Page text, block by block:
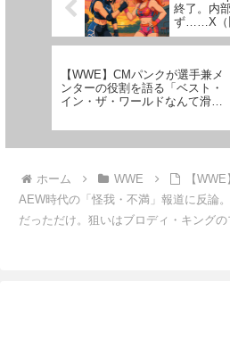
終了。内
ず……X（
は終了
【WWE】CMパンクが選手兼メ
ンターの役割を語る「ベスト・
イン・ザ・ワールドなんて滑稽
するよ」
ホーム WWE
【
AEW時代の「怪我・不満」報道に反論
だっただけ。狙いはブロディ・キングの